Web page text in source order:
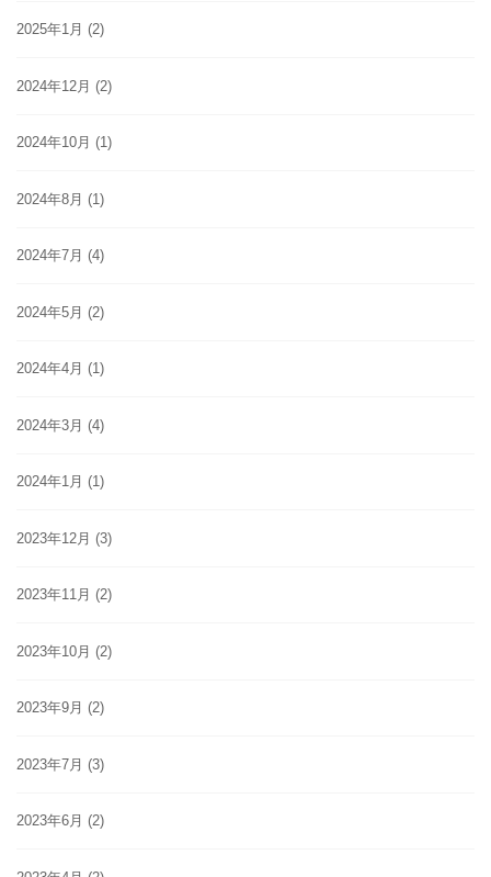
2025年1月 (2)
2024年12月 (2)
2024年10月 (1)
2024年8月 (1)
2024年7月 (4)
2024年5月 (2)
2024年4月 (1)
2024年3月 (4)
2024年1月 (1)
2023年12月 (3)
2023年11月 (2)
2023年10月 (2)
2023年9月 (2)
2023年7月 (3)
2023年6月 (2)